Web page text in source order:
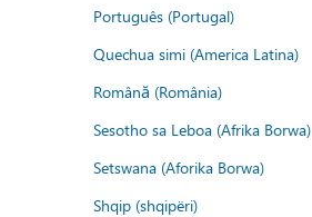
Português (Portugal)
Quechua simi (America Latina)
Română (România)
Sesotho sa Leboa (Afrika Borwa)
Setswana (Aforika Borwa)
Shqip (shqipëri)